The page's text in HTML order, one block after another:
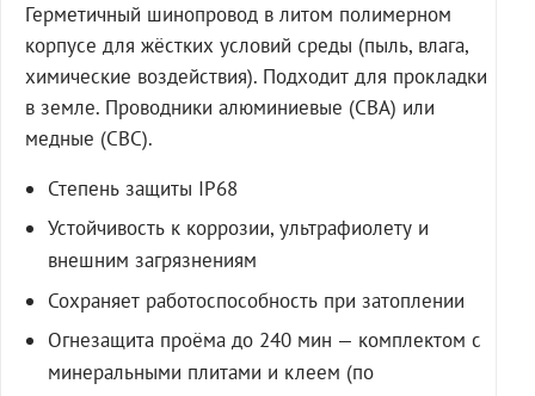
Герметичный шинопровод в литом полимерном
корпусе для жёстких условий среды (пыль, влага,
химические воздействия). Подходит для прокладки
в земле. Проводники алюминиевые (СВА) или
медные (СВС).
Степень защиты IP68
Устойчивость к коррозии, ультрафиолету и
внешним загрязнениям
Сохраняет работоспособность при затоплении
Огнезащита проёма до 240 мин — комплектом с
минеральными плитами и клеем (по